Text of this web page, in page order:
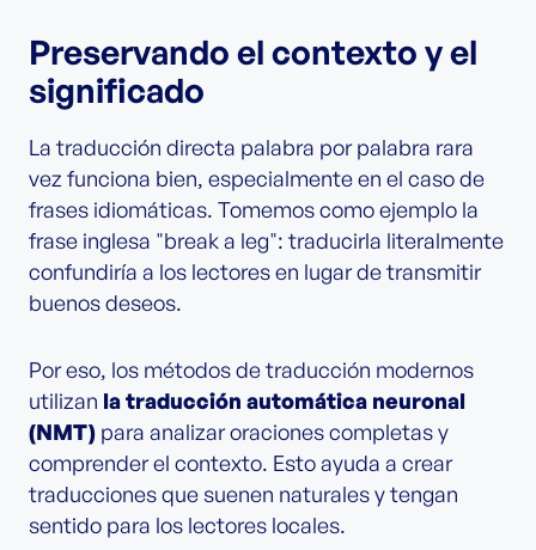
Preservando el contexto y el
significado
La traducción directa palabra por palabra rara
vez funciona bien, especialmente en el caso de
frases idiomáticas. Tomemos como ejemplo la
frase inglesa "break a leg": traducirla literalmente
confundiría a los lectores en lugar de transmitir
buenos deseos.
Por eso, los métodos de traducción modernos
utilizan la traducción automática neuronal
(NMT) para analizar oraciones completas y
comprender el contexto. Esto ayuda a crear
traducciones que suenen naturales y tengan
sentido para los lectores locales.